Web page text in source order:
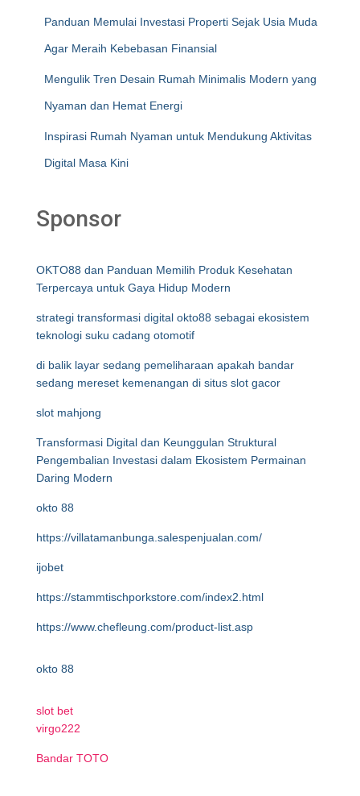
Panduan Memulai Investasi Properti Sejak Usia Muda
Agar Meraih Kebebasan Finansial
Mengulik Tren Desain Rumah Minimalis Modern yang
Nyaman dan Hemat Energi
Inspirasi Rumah Nyaman untuk Mendukung Aktivitas
Digital Masa Kini
Sponsor
OKTO88 dan Panduan Memilih Produk Kesehatan
Terpercaya untuk Gaya Hidup Modern
strategi transformasi digital okto88 sebagai ekosistem
teknologi suku cadang otomotif
di balik layar sedang pemeliharaan apakah bandar
sedang mereset kemenangan di situs slot gacor
slot mahjong
Transformasi Digital dan Keunggulan Struktural
Pengembalian Investasi dalam Ekosistem Permainan
Daring Modern
okto 88
https://villatamanbunga.salespenjualan.com/
ijobet
https://stammtischporkstore.com/index2.html
https://www.chefleung.com/product-list.asp
okto 88
slot bet
virgo222
Bandar TOTO